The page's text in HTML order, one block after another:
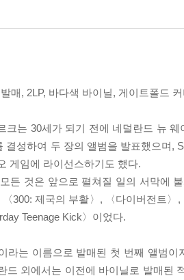
매, 2LP, 바다색 바이닐, 게이트폴드
크는 30세가 되기 전에 네덜란드 뉴
결성하여 두 장의 앨범을 발표했으며,
게임에 라이선스하기도 했다.
든 것은 앞으로 펼쳐질 일의 서막에
〈300: 제국의 부활〉, 〈다이버전트
Teenage Kick〉이었다.
라는 이름으로 발매된 첫 번째 앨범
드 외에서는 이전에 바이닐로 발매된